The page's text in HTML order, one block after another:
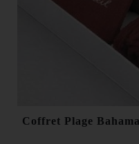
Coffret Plage